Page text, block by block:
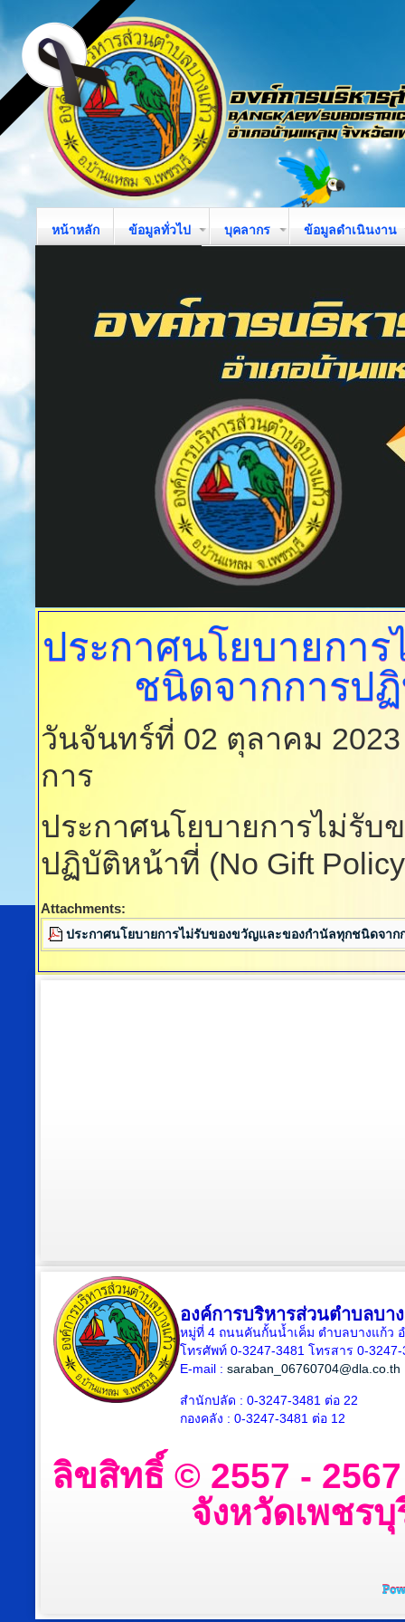
หน้าหลัก ข้อมูลทั่วไป บุคลากร ข้อมูลดำเนินงาน
ประกาศนโยบายกา
ชนิดจากการป
วันจันทร์ที่ 02 ตุลาคม
การ
ประกาศนโยบายการไม่รั
ปฏิบัติหน้าที่ (No Gift
Attachments:
ประกาศนโยบายการไม่รับของขวัญและของกำนัลทุกชนิดจา
องค์การบริหารส่วนตำบลบา
หมู่ที่ 4 ถนนคันกั้นน้ำเค็ม ตำบลบางแก้ว
โทรศัพท์ 0-3247-3481 โทรสาร 0-3247-
E-mail : saraban_06760704@dla.co.th
สำนักปลัด : 0-3247-3481 ต่อ 22
กองคลัง : 0-3247-3481 ต่อ 12
ลิขสิทธิ์ © 2557 -
จังหวัดเพชร